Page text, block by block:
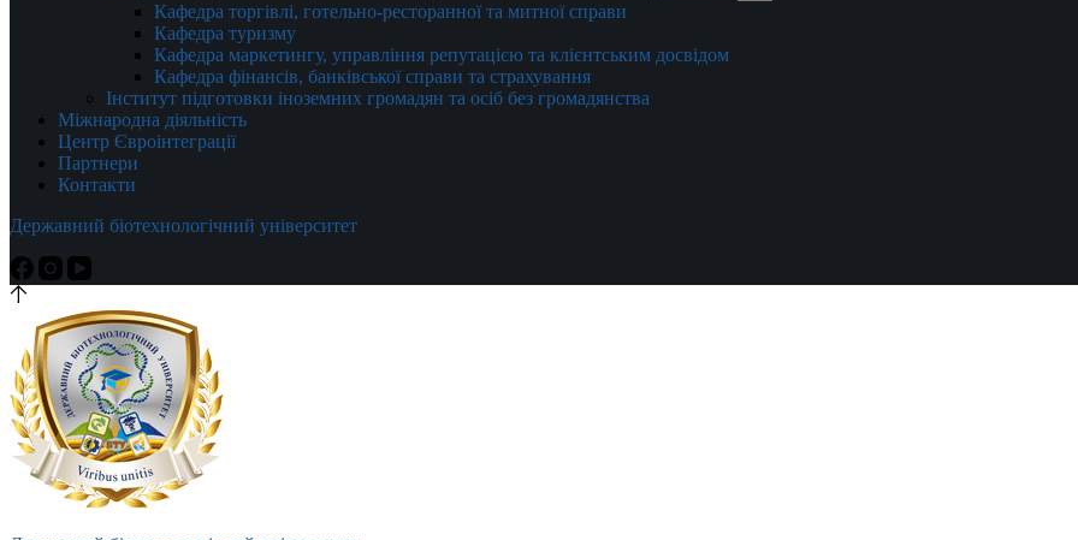
Кафедра торгівлі, готельно-ресторанної та митної справи
Кафедра туризму
Кафедра маркетингу, управління репутацією та клієнтським досвідом
Кафедра фінансів, банківської справи та страхування
Інститут підготовки іноземних громадян та осіб без громадянства
Міжнародна діяльність
Центр Євроінтеграції
Партнери
Контакти
Державний біотехнологічний університет